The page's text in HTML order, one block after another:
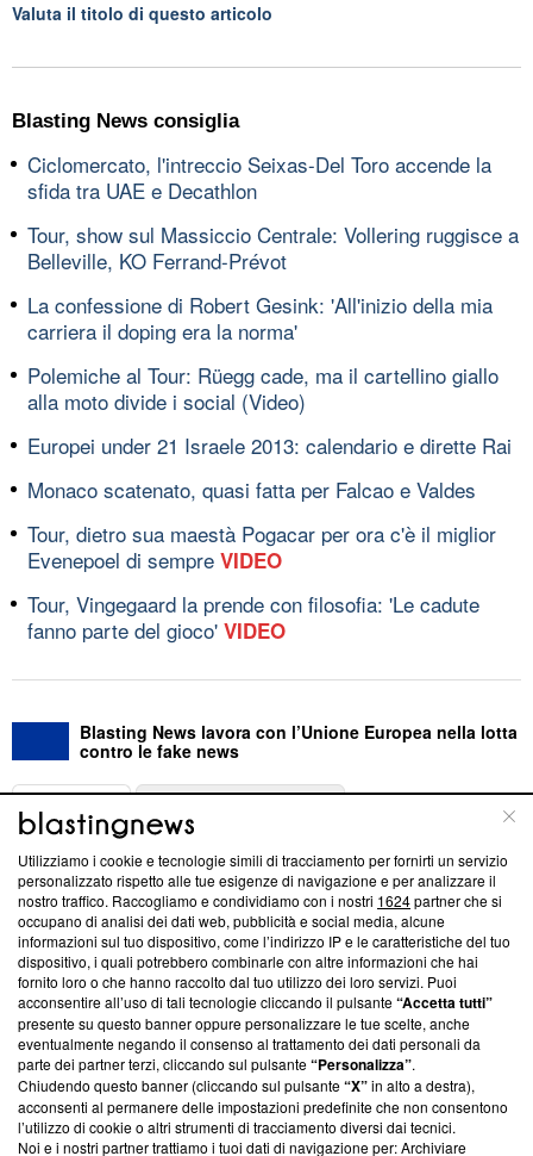
Valuta il titolo di questo articolo
Blasting News consiglia
Ciclomercato, l'intreccio Seixas-Del Toro accende la
sfida tra UAE e Decathlon
Tour, show sul Massiccio Centrale: Vollering ruggisce a
Belleville, KO Ferrand-Prévot
La confessione di Robert Gesink: 'All'inizio della mia
carriera il doping era la norma'
Polemiche al Tour: Rüegg cade, ma il cartellino giallo
alla moto divide i social (Video)
Europei under 21 Israele 2013: calendario e dirette Rai
Monaco scatenato, quasi fatta per Falcao e Valdes
Tour, dietro sua maestà Pogacar per ora c'è il miglior
Evenepoel di sempre VIDEO
Tour, Vingegaard la prende con filosofia: 'Le cadute
fanno parte del gioco' VIDEO
Blasting News lavora con l’Unione Europea nella lotta
contro le fake news
ABOUT
Questa sezione offre informazioni trasparenti su Blasting
News, sui nostri processi editoriali e su come ci impegniamo a
creare news di qualità. Inoltre, afferma la nostra aderenza a
‘Trust Project - News with Integrity’Blasting News non è
ancora membro del programma, ma ha richiesto di farne
parte; Trust Project non ha ancora effettuato una verifica di
conformità agli standard.
Su di noi
Team editoriale
Utilizziamo i cookie e tecnologie simili di tracciamento per fornirti un servizio
personalizzato rispetto alle tue esigenze di navigazione e per analizzare il
nostro traffico. Raccogliamo e condividiamo con i nostri 1624partner che si
occupano di analisi dei dati web, pubblicità e social media, alcune
informazioni sul tuo dispositivo, come l’indirizzo IP e le caratteristiche del tuo
dispositivo, i quali potrebbero combinarle con altre informazioni che hai
fornito loro o che hanno raccolto dal tuo utilizzo dei loro servizi. Puoi
acconsentire all’uso di tali tecnologie cliccando il pulsante“Accetta tutti”
presente su questo banner oppure personalizzare le tue scelte, anche
eventualmente negando il consenso al trattamento dei dati personali da
parte dei partner terzi, cliccando sul pulsante“Personalizza”.
Chiudendo questo banner (cliccando sul pulsante“X”in alto a destra),
acconsenti al permanere delle impostazioni predefinite che non consentono
l’utilizzo di cookie o altri strumenti di tracciamento diversi dai tecnici.
Noi e i nostri partner trattiamo i tuoi dati di navigazione per: Archiviare